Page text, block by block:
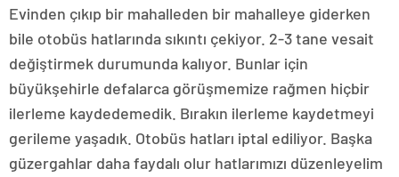
Evinden çıkıp bir mahalleden bir mahalleye giderken
bile otobüs hatlarında sıkıntı çekiyor. 2-3 tane vesait
değiştirmek durumunda kalıyor. Bunlar için
büyükşehirle defalarca görüşmemize rağmen hiçbir
ilerleme kaydedemedik. Bırakın ilerleme kaydetmeyi
gerileme yaşadık. Otobüs hatları iptal ediliyor. Başka
güzergahlar daha faydalı olur hatlarımızı düzenleyelim